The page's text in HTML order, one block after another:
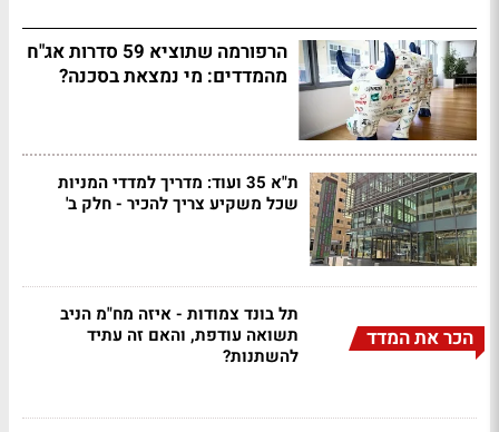
הרפורמה שתוציא 59 סדרות אג"ח
מהמדדים: מי נמצאת בסכנה?
ת"א 35 ועוד: מדריך למדדי המניות
שכל משקיע צריך להכיר - חלק ב'
הכר את המדד
תל בונד צמודות - איזה מח"מ הניב
תשואה עודפת, והאם זה עתיד
להשתנות?